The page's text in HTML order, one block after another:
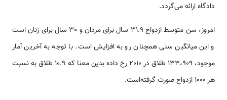
دادگاه ارائه می‌گردد.
امروز، سن متوسط ازدواج 31.9 سال برای مردان و 30 سال برای زنان است
و این میانگین سنی همچنان رو به افزایش است. با توجه به آخرین آمار
موجود، 133،909 طلاق در‌ 2010 رخ داده بدین معنا که 10.9 طلاق به نسبت
هر 1000 ازدواج صورت گرفته‌است.